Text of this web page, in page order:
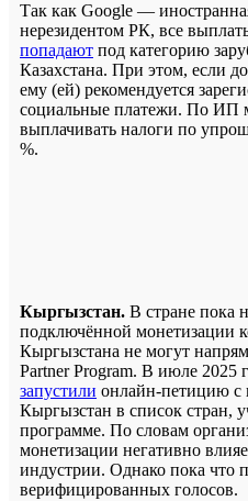
Так как Google —
нерезидентом РК, все
попадают под категорию
Казахстана. При этом, если
ему (ей) рекомендуется
социальные платежи. По ИП
выплачивать налоги по
%.
Кыргызстан. В стране пока
подключённой монетизации
Кыргызстана не могут
Partner Program. В июле 2025
запустили онлайн-петицию с
Кыргызстан в список стран,
программе. По словам
монетизации негативно
индустрии. Однако пока что
верифицированных голосов.